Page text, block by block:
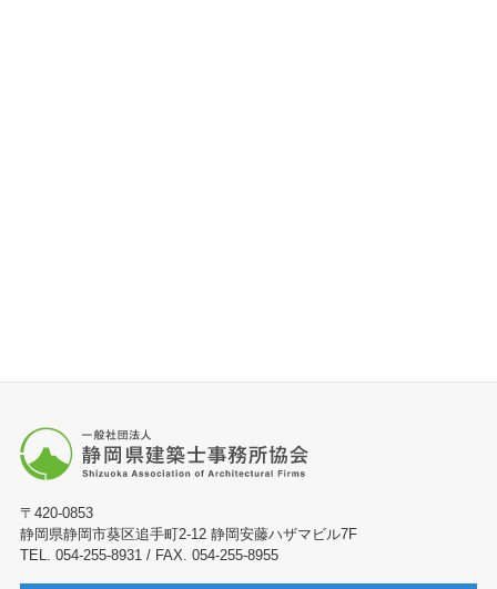
〒420-0853
静岡県静岡市葵区追手町2-12 静岡安藤ハザマビル7F
TEL. 054-255-8931 / FAX. 054-255-8955